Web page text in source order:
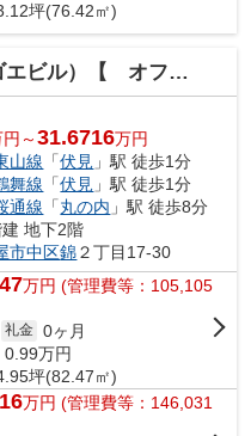
坪(76.42㎡)
【 オフィスおすすめ 】
円～31.6716万円
山線 「伏見 」駅 徒歩1分
舞線 「伏見 」駅 徒歩1分
通線 「丸の内 」駅 徒歩8分
地下2階
市中区錦２丁目17-30
万円 (管理費等：105,105
礼金 0ヶ月
0.99万円
坪(82.47㎡)
万円 (管理費等：146,031